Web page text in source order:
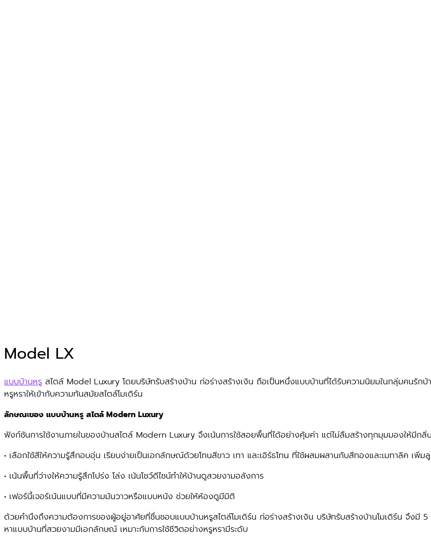
Model LX
แบบบ้านหรู สไตล์ Model Luxury โดยบริษัทรับสร้างบ้าน ก่อร่างสร้างเงิน ถือเป็นหนึ่งแบบบ้านที่ได้รับความนิยมในกลุ่มคนรัก
หรูหราให้เข้ากับความทันสมัยสไตล์โมเดิร์น
ลักษณะของ แบบบ้านหรู สไตล์ Modern Luxury
ฟังก์ชันการใช้งานภายในของบ้านสไตล์ Modern Luxury จึงเน้นการใช้สอยพื้นที่ได้อย่างคุ้มค่า แต่ไม่ลืมสร้างทุกมุมมองให้มีก
• เลือกใช้สีให้ความรู้สึกอบอุ่น เรียบง่ายเป็นเอกลักษณ์ด้วยโทนสีขาว เทา และเอิร์ธโทน ที่ใช้ผสมผสานกับสีทองและเมทาลิค เ
• เน้นพื้นที่ว่างให้ความรู้สึกโปร่ง โล่ง เน้นโชว์ดีไซน์ทำให้บ้านดูสวยงามอลังการ
• เฟอร์นี้เจอร์เน้นแบบที่มีความมันวาวหรือแบบหนัง ช่วยให้ห้องดูมีมิติ
ด้วยคำนึงถึงความต้องการของผู้อยู่อาศัยที่ชื่นชอบแบบบ้านหรูสไตล์โมเดิร์น ก่อร่างสร้างเงิน บริษัทรับสร้างบ้านโมเดิร์น จึงมี 5
หาแบบบ้านที่สวยงามมีเอกลักษณ์ เหมาะกับการใช้ชีวิตอย่างหรูหรามีระดับ